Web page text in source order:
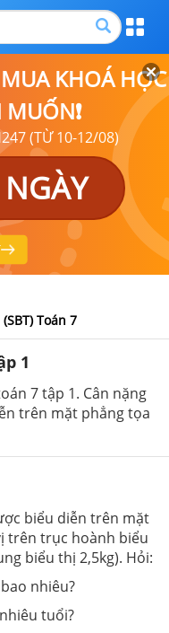
KHOÁ HỌC
(TỪ 10-12/08)
Toán 7
1
7 tập 1. Cân nặng
trên mặt phẳng tọa
biểu diễn trên mặt
trên trục hoành biểu
biểu thị 2,5kg). Hỏi:
nhiêu?
tuổi?